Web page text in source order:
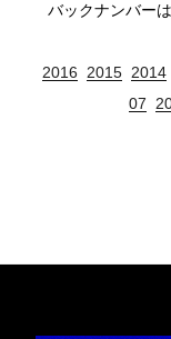
バックナンバー
2016
2015 2014
07